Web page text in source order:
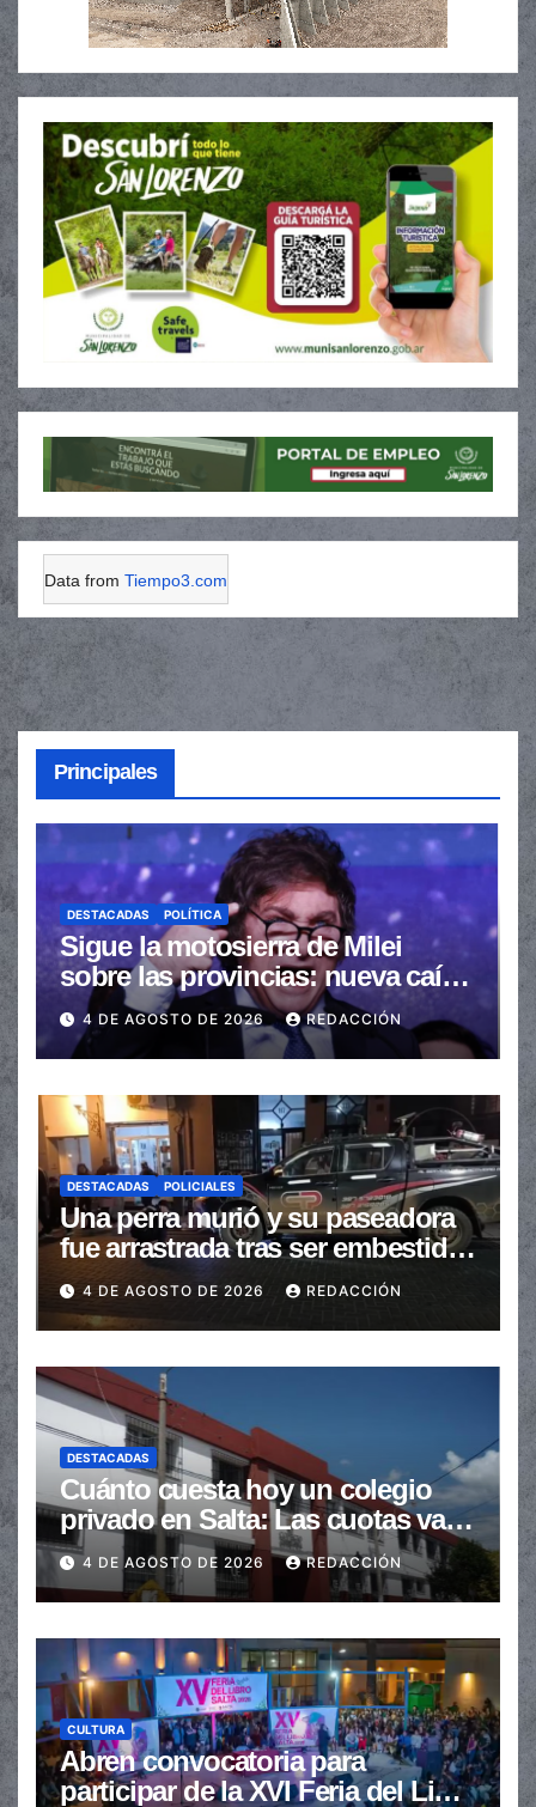
Data from Tiempo3.com
Principales
DESTACADAS POLÍTICA
Sigue la motosierra de Milei
sobre las provincias: nueva caída
de las transferencias no
automáticas
4 DE AGOSTO DE 2026 REDACCIÓN
DESTACADAS POLICIALES
Una perra murió y su paseadora
fue arrastrada tras ser embestidas
en la senda peatonal
4 DE AGOSTO DE 2026 REDACCIÓN
DESTACADAS
Cuánto cuesta hoy un colegio
privado en Salta: Las cuotas van
de $110.000 a más de $600.000
4 DE AGOSTO DE 2026 REDACCIÓN
CULTURA
Abren convocatoria para
participar de la XVI Feria del Libro